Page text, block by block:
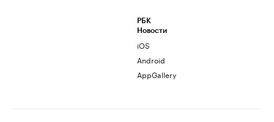
РБК
Новости
iOS
Android
AppGallery